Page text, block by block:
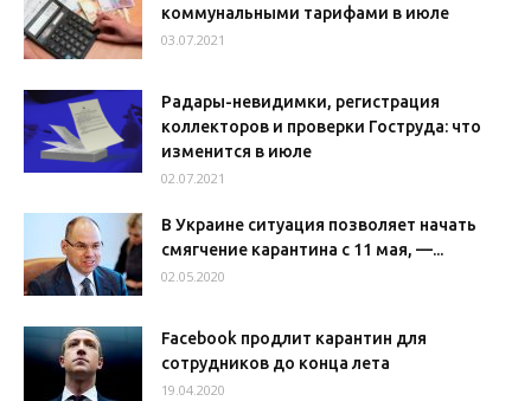
коммунальными тарифами в июле
03.07.2021
Радары-невидимки, регистрация
коллекторов и проверки Гоструда: что
изменится в июле
02.07.2021
В Украине ситуация позволяет начать
смягчение карантина с 11 мая, —...
02.05.2020
Facebook продлит карантин для
сотрудников до конца лета
19.04.2020